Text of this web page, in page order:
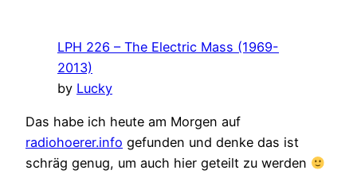
LPH 226 – The Electric Mass (1969-
2013)
by Lucky
Das habe ich heute am Morgen auf
radiohoerer.info gefunden und denke das ist
schräg genug, um auch hier geteilt zu werden